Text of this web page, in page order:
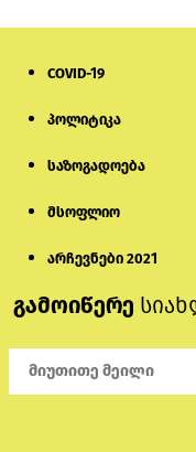
COVID-19
პოლიტიკა
საზოგადოება
მსოფლიო
არჩევნები 2021
გამოიწერე